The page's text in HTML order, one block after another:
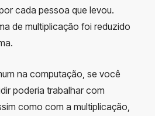
cada pessoa que levou.
de multiplicação foi reduzido
na computação, se você
poderia trabalhar com
como com a multiplicação,